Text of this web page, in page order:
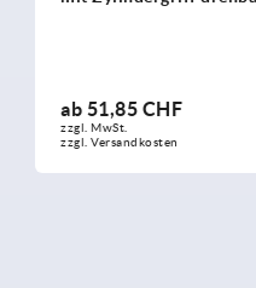
ab51,85 CHF
zzgl. MwSt.
zzgl. Versandkosten